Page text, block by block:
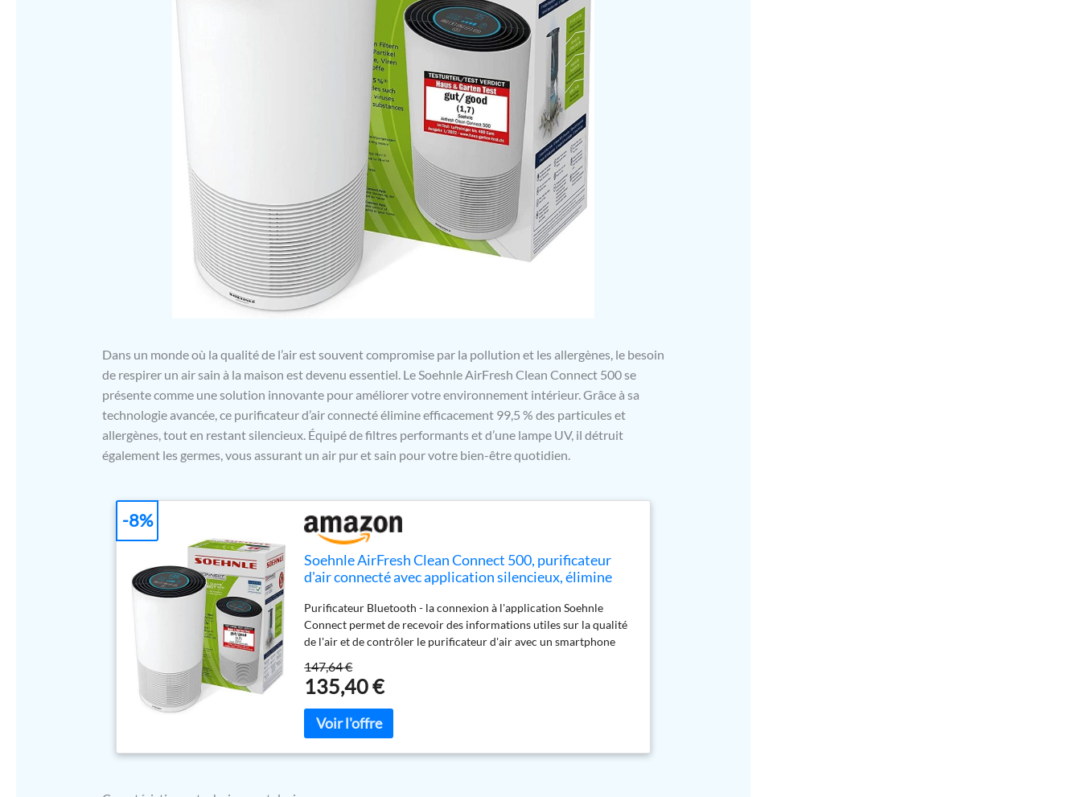
Dans un monde où la qualité de l’air est souvent compromise par la pollution et les allergènes, le besoin
de respirer un air sain à la maison est devenu essentiel. Le Soehnle AirFresh Clean Connect 500 se
présente comme une solution innovante pour améliorer votre environnement intérieur. Grâce à sa
technologie avancée, ce purificateur d’air connecté élimine efficacement 99,5 % des particules et
allergènes, tout en restant silencieux. Équipé de filtres performants et d’une lampe UV, il détruit
également les germes, vous assurant un air pur et sain pour votre bien-être quotidien.
Soehnle AirFresh Clean Connect 500, purificateur
d'air connecté avec application silencieux, élimine
électrique, filtres & lampe UV détruit les germes
Purificateur Bluetooth - la connexion à l'application Soehnle
Connect permet de recevoir des informations utiles sur la qualité
de l'air et de contrôler le purificateur d'air avec un smartphone
poussière montre en temps réel la pollution par les particules
fines. Un anneau LED lumineux indique le niveau de pollution de
l'air Filtrage puissant – Les 4 couches du purificateur d'air (pré-
filtre/filtre EPA/filtre à charbon actif/lumière UV-C) éliminent 99,5
% des allergènes, polluants et odeurs. Idéal pour les allergies
Purification optimale – avec le système silencieux à 4 niveaux de
147,64 €
135,40 €
-8%